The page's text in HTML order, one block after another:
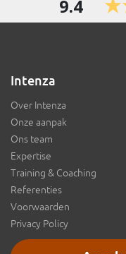
9.4
Intenza
Over Intenza
Onze aanpak
Ons team
Expertise
Training & Coaching
Referenties
Voorwaarden
Privacy Policy